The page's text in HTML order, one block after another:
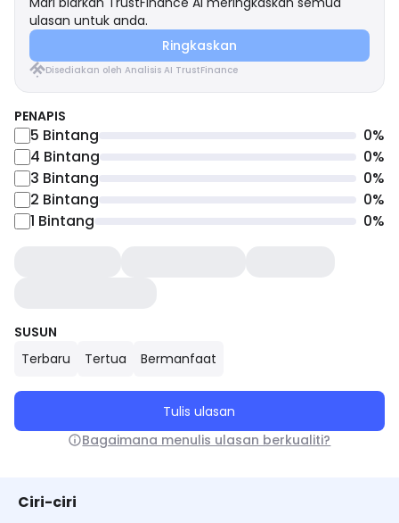
ulasan untuk anda.
Ringkaskan
Disediakan oleh Analisis AI TrustFinance
PENAPIS
5 Bintang 0%
4 Bintang 0%
3 Bintang 0%
2 Bintang 0%
1 Bintang 0%
SUSUN
Terbaru
Tertua Bermanfaat
Tulis ulasan
Bagaimana menulis ulasan berkualiti?
Ciri-ciri